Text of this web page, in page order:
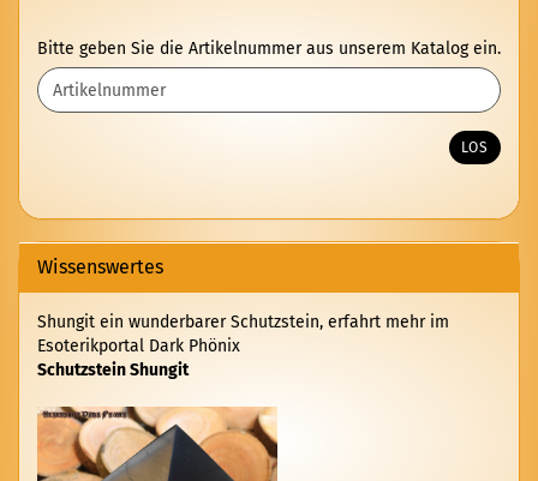
BITTE
GEBEN
SIE
DIE
KATALOG
EIN.
Bitte geben Sie die Artikelnummer aus unserem Katalog ein.
LOS
Wissenswertes
Shungit ein wunderbarer Schutzstein, erfahrt mehr im
Esoterikportal Dark Phönix
Schutzstein Shungit